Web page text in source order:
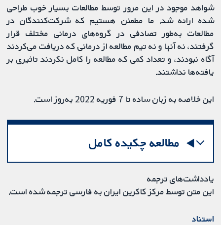
شواهد موجود در این مرور توسط مطالعات بسیار خوب طراحی
شده ارائه شد. ما مطمئن هستیم که شرکت‌کنندگان در
مطالعات به‌طور تصادفی در گروه‌های درمانی مختلف قرار
گرفتند، نه آنها و نه تیم مطالعه از درمانی که دریافت می‌کردند
آگاه نبودند، و تعداد کمی که مطالعه را کامل نکردند تاثیری بر
یافته‌ها نداشتند.
این خلاصه به زبان ساده تا 7 فوریه 2022 به‌روز است.
مطالعه چکیده کامل
یادداشت‌های ترجمه
این متن توسط مرکز کاکرین ایران به فارسی ترجمه شده است.
استناد